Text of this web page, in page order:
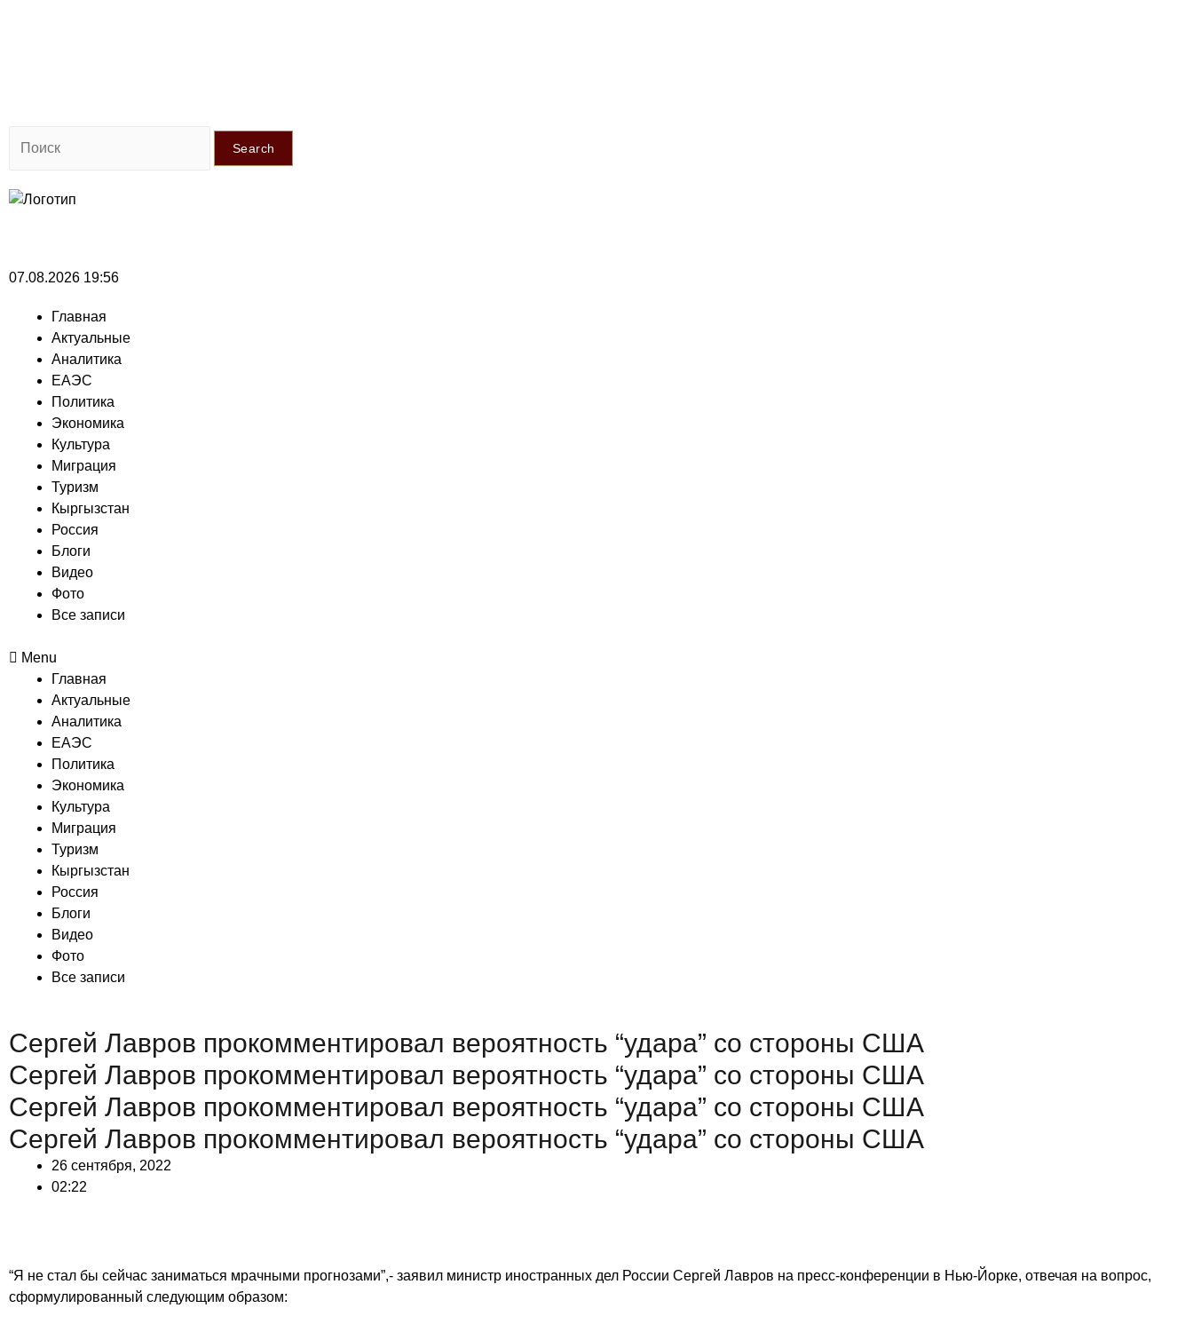
Search
07.08.2026 19:56
Главная
Актуальные
Аналитика
ЕАЭС
Политика
Экономика
Культура
Миграция
Туризм
Кыргызстан
Россия
Блоги
Видео
Фото
Все записи
Menu
Главная
Актуальные
Аналитика
ЕАЭС
Политика
Экономика
Культура
Миграция
Туризм
Кыргызстан
Россия
Блоги
Видео
Фото
Все записи
Сергей Лавров прокомментировал вероятность “удара” со стороны США
Сергей Лавров прокомментировал вероятность “удара” со стороны США
Сергей Лавров прокомментировал вероятность “удара” со стороны США
Сергей Лавров прокомментировал вероятность “удара” со стороны США
26 сентября, 2022
02:22
“Я не стал бы сейчас заниматься мрачными прогнозами”,- заявил министр иностранных дел России Сергей Лавров на пресс-конференции в Нью-Йорке, отвечая на вопрос,
сформулированный следующим образом: